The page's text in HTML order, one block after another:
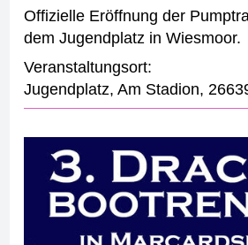
Veranstaltungsort:
Jugendplatz, Am Stadion,
Offizielle Eröffnung der
dem Jugendplatz in Wiesmoor.